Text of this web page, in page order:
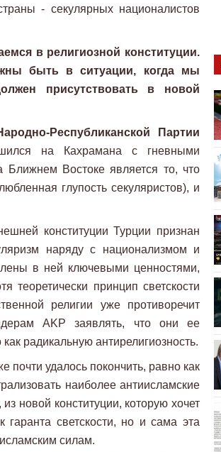
- секулярных националистов
в религиозной конституции.
быть в ситуации, когда мы
присутствовать в новой
Республиканской Партии
на Кахрамана с гневными
Востоке является то, что
глупость секуляристов), и
конституции Турции признан
наряду с национализмом и
в ней ключевыми ценностями,
теоретически принцип светскости
религии уже противоречит
AKP заявлять, что они ее
радикальную антирелигиозность.
почти удалось покончить, равно как
наиболее антиисламские
новой конституции, которую хочет
гаранта светскости, но и сама эта
силам.